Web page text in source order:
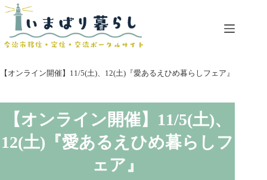
コ
ン
へ
ス
ッ
【オンライン開催】11/5(土)、12(土)『愛あるえひめ暮らしフェア』
【オンライン開催】11/5(土)、
12(土)『愛あるえひめ暮らしフ
ェア』